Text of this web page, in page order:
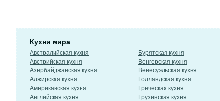
Кухни мира
Австралийская кухня
Австрийская кухня
Азербайджанская кухня
Алжирская кухня
Американская кухня
Английская кухня
Бурятская кухня
Венгерская кухня
Венесуэльская кухня
Голландская кухня
Греческая кухня
Грузинская кухня